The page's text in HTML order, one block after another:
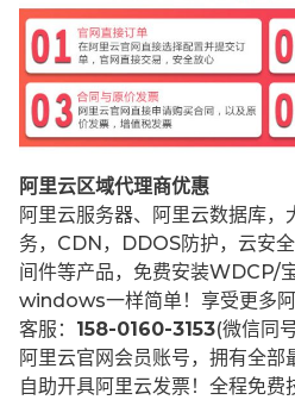
阿里云区域代理商优惠
阿里云服务器、阿里云数据库
务，CDN，DDOS防护，云安
间件等产品，免费安装WDCP/
windows一样简单！享受更多
客服： 158-0160-3153(微信同
阿里云官网会员账号，拥有全部
自助开具阿里云发票！全程免